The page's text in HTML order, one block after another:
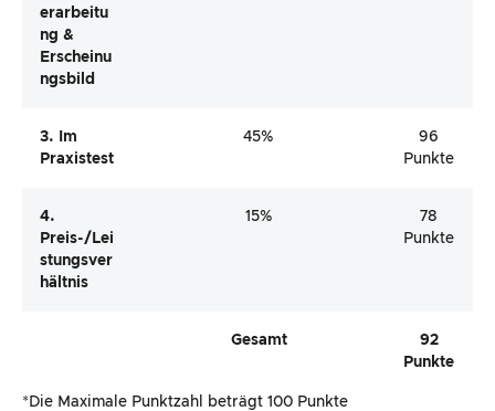
Erarbeitu
Ng &
Erscheinu
Ngsbild
3. Im
Praxistest
45%
96
Punkte
4.
Preis-/Lei
Stungsver
Hältnis
15%
78
Punkte
Gesamt
92
Punkte
*Die Maximale Punktzahl beträgt 100 Punkte